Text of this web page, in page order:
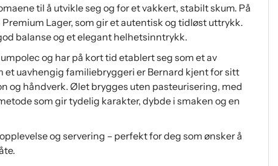
til å utvikle seg og for et vakkert, stabilt skum. På
Lager, som gir et autentisk og tidløst uttrykk.
balanse og et elegant helhetsinntrykk.
og har på kort tid etablert seg som et av
et uavhengig familiebryggeri er Bernard kjent for sitt
og håndverk. Ølet brygges uten pasteurisering, med
som gir tydelig karakter, dybde i smaken og en
og servering – perfekt for deg som ønsker å